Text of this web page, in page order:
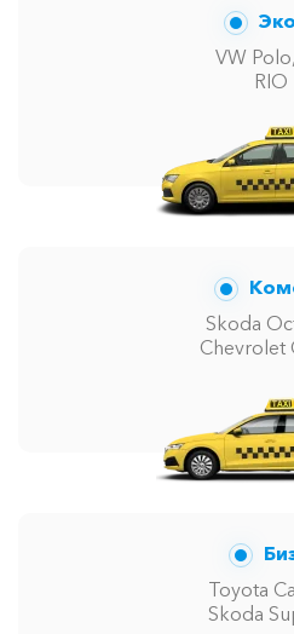
VW
RIO
Skoda
Chevrolet
Toyota
Skoda